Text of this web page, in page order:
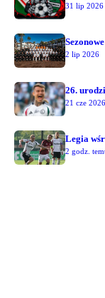
31 lip 2026
2 lip 2026
26.
21 cze 2026
Legia
2 godz.